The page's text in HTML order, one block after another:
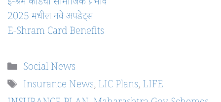
2025 मधील नवे अपडेट्स
E-Shram Card Benefits
Categories
Social News
Tags
Insurance News,LIC Plans,LIFE